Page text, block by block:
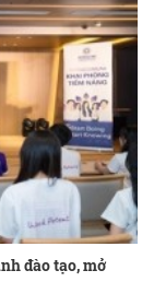
đào tạo, mở